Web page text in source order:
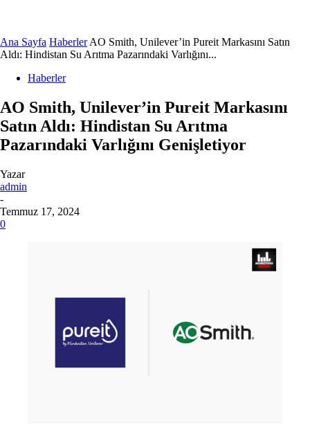
Ana Sayfa Haberler AO Smith, Unilever’in Pureit Markasını Satın
Aldı: Hindistan Su Arıtma Pazarındaki Varlığını...
Haberler
AO Smith, Unilever’in Pureit Markasını
Satın Aldı: Hindistan Su Arıtma
Pazarındaki Varlığını Genişletiyor
Yazar
admin
-
Temmuz 17, 2024
0